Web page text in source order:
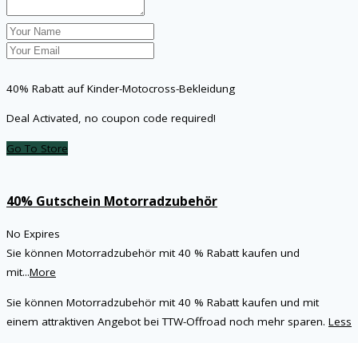
40% Rabatt auf Kinder-Motocross-Bekleidung
Deal Activated, no coupon code required!
Go To Store
40% Gutschein Motorradzubehör
No Expires
Sie können Motorradzubehör mit 40 % Rabatt kaufen und
mit...More
Sie können Motorradzubehör mit 40 % Rabatt kaufen und mit
einem attraktiven Angebot bei TTW-Offroad noch mehr sparen. Less